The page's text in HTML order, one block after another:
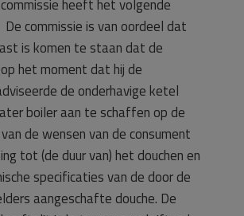
heeft het volgende
commissie is van oordeel dat
is komen te staan dat de
het moment dat hij de
de onderhavige ketel
boiler aan te schaffen op de
de wensen van de consument
tot (de duur van) het douchen en
specificaties van de door de
aangeschafte douche. De